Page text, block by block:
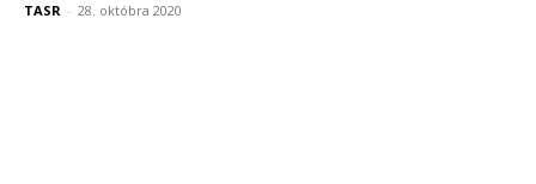
TASR - 28. októbra 2020